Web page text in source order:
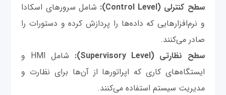
سطح کنترلی (Control Level):
شامل سرورهای اسکادا
و نرم‌افزارهایی که داده‌ها را پردازش کرده و دستورات را
صادر می‌کنند.
سطح نظارتی (Supervisory Level):
شامل HMI و
ایستگاه‌های کاری که اپراتورها از آن‌ها برای نظارت و
مدیریت سیستم استفاده می‌کنند.